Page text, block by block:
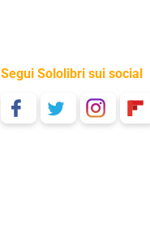
Segui Sololibri sui social